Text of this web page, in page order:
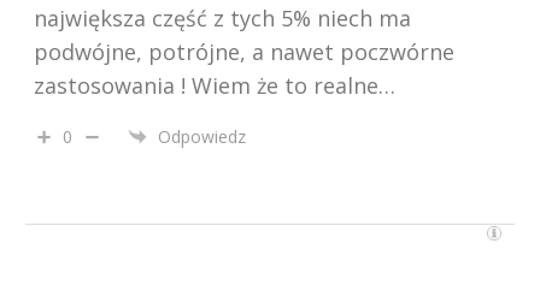
największa część z tych 5% niech ma
podwójne, potrójne, a nawet poczwórne
zastosowania ! Wiem że to realne…
0 Odpowiedz